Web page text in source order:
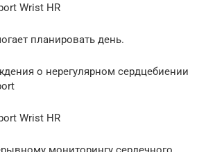
Wrist HR
планировать день.
о нерегулярном сердцебиении
Wrist HR